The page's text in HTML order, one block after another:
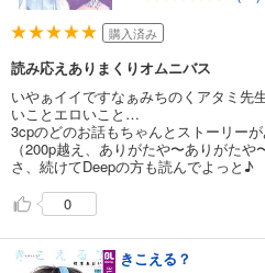
購入済み
読み応えありまくりオムニバス
いやぁイイですなぁみちのくアタミ先
いことエロいこと…
3cpのどのお話もちゃんとストーリー
（200p越え、ありがたや〜ありがたや
さ、続けてDeepの方も読んでよっと♪
0
きこえる？